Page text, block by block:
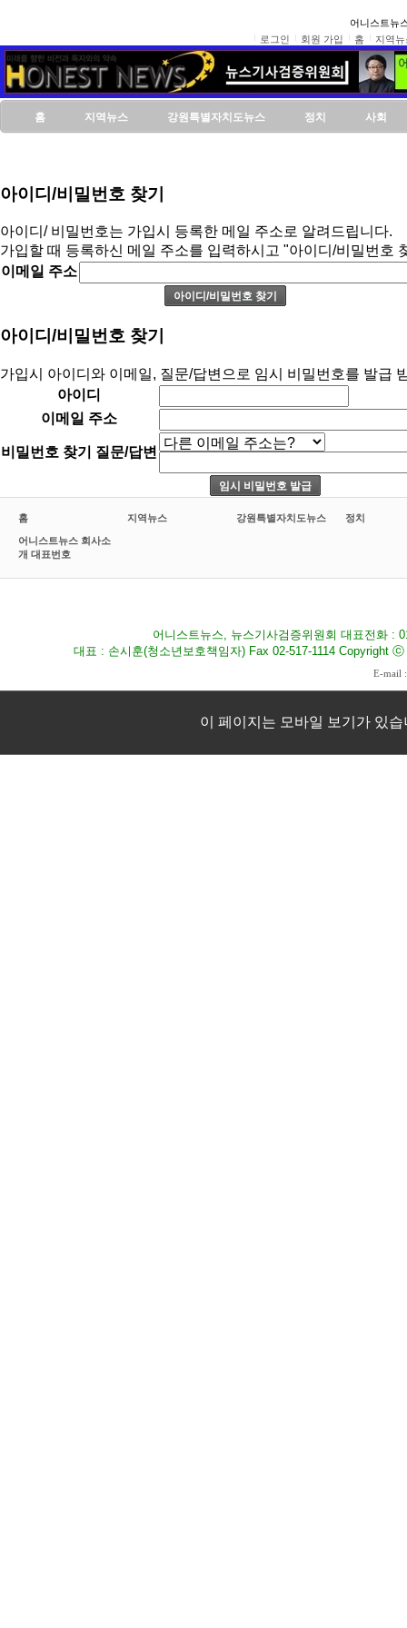
어니스트뉴
로그인
회원 가입 홈 지역뉴
홈 지역뉴스 강원특별자치도뉴스 정치 사회
아이디/비밀번호 찾기
아이디/ 비밀번호는 가입시 등록한 메일 주소로 알려드립니다.
가입할 때 등록하신 메일 주소를 입력하시고 "아이디/비밀번호
이메일 주소
아이디/비밀번호 찾기
가입시 아이디와 이메일, 질문/답변으로 임시 비밀번호를 발급
아이디
이메일 주소
비밀번호 찾기 질문/답변
홈 지역뉴스 강원특별자치도뉴스 정치
어니스트뉴스 회사소
개 대표번호
어니스트뉴스, 뉴스기사검증위원회 대표전화 :
대표 : 손시훈(청소년보호책임자) Fax 02-517-1114 Copyright
E-mail
이 페이지는 모바일 보기가 있